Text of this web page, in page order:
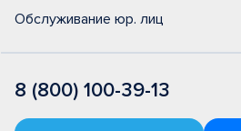
Обслуживание юр. лиц
8 (800) 100-39-13